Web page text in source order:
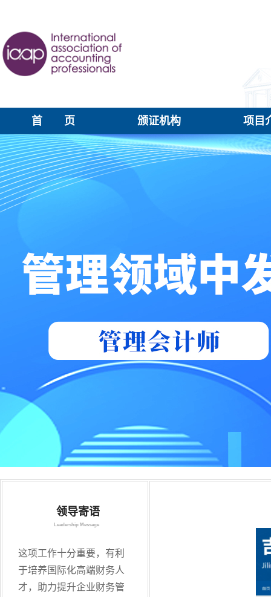
首 页 颁证机构 项目
领导寄语
Leadership Message
这项工作十分重要，有利
于培养国际化高端财务人
才，助力提升企业财务管